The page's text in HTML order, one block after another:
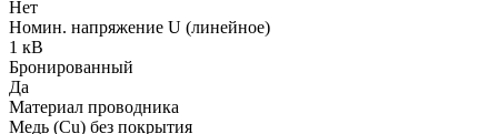
Нет
Номин. напряжение U (линейное)
1 кВ
Бронированный
Да
Материал проводника
Медь (Cu) без покрытия